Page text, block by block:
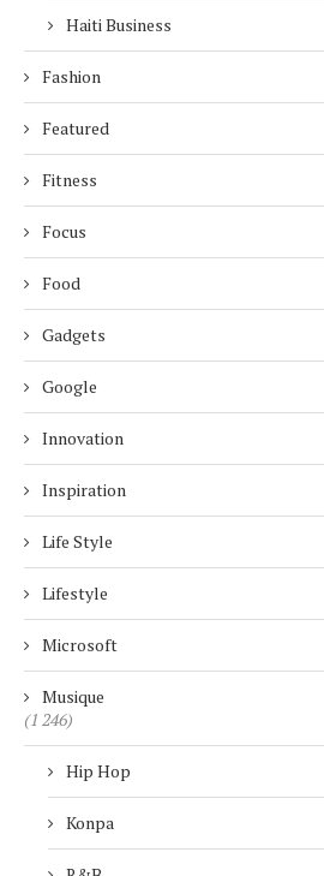
Haiti Business
Fashion
Featured
Fitness
Focus
Food
Gadgets
Google
Innovation
Inspiration
Life Style
Lifestyle
Microsoft
Musique
(1 246)
Hip Hop
Konpa